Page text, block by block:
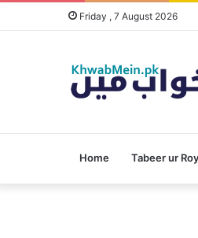
Friday , 7 August 2026
Home Tabeer ur